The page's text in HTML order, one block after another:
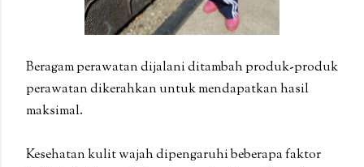
Beragam perawatan dijalani ditambah produk-produk
perawatan dikerahkan untuk mendapatkan hasil
maksimal.
Kesehatan kulit wajah dipengaruhi beberapa faktor